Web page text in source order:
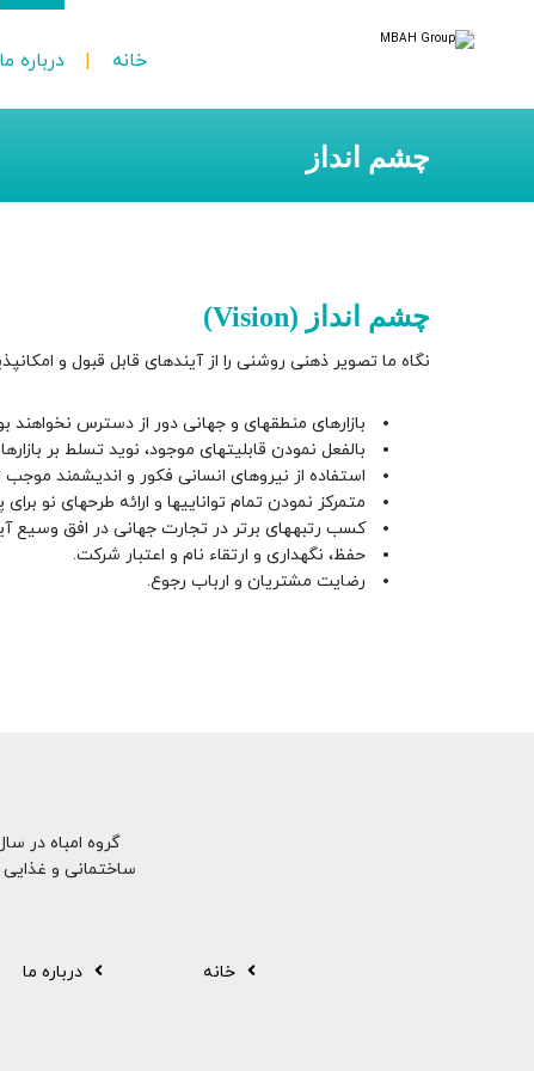
خانه درباره ما
چشم انداز
چشم انداز (Vision)
نگاه ما تصویر ذهنی روشنی را از آیندهای قابل قبول و
بازارهای منطقهای و جهانی دور از دسترس نخواهند
بالفعل نمودن قابلیتهای موجود، نوید تسلط بر
استفاده از نیروهای انسانی فکور و اندیشمند
متمرکز نمودن تمام تواناییها و ارائه طرحهای نو
کسب رتبههای برتر در تجارت جهانی در افق وسیع
حفظ، نگهداری و ارتقاء نام و اعتبار شرکت.
رضایت مشتریان و ارباب رجوع.
ساختمانی و
خانه درباره ما